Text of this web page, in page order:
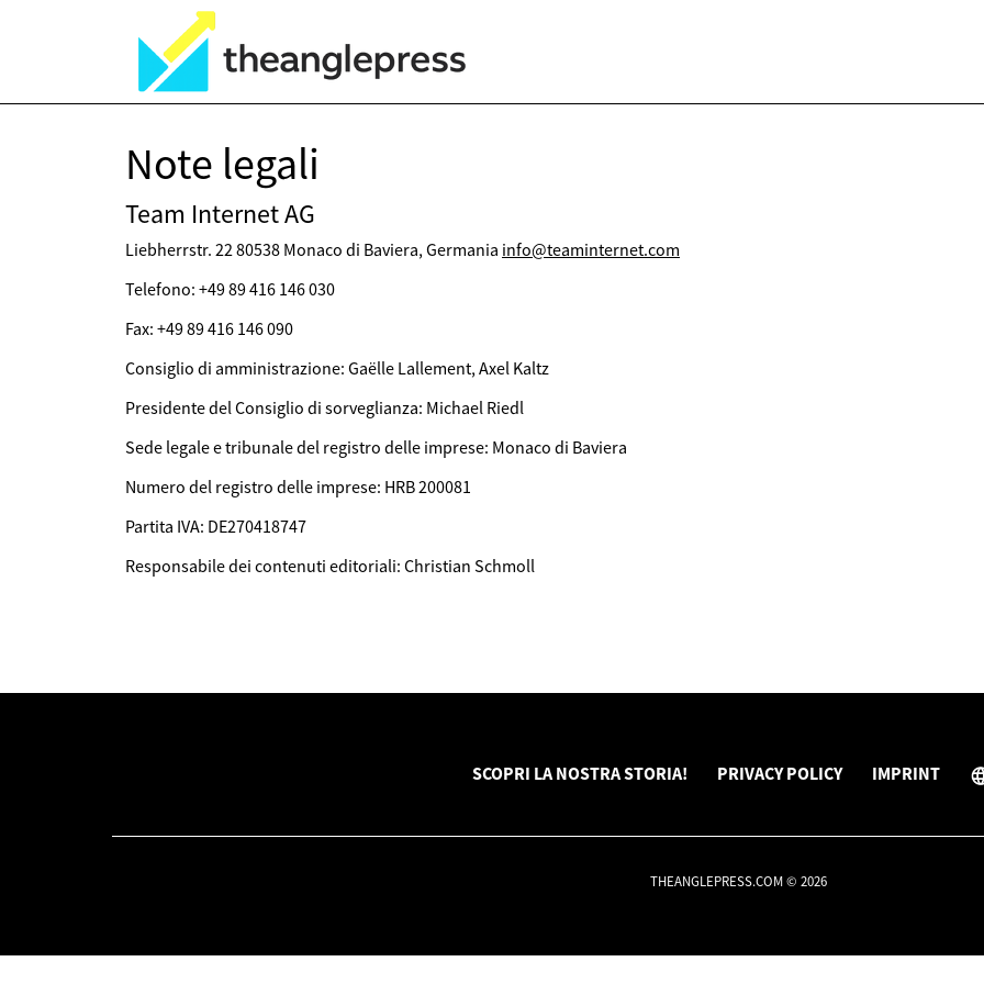
Note legali
Team Internet AG
Liebherrstr. 22 80538 Monaco di Baviera, Germania info@teaminternet.com
Telefono: +49 89 416 146 030
Fax: +49 89 416 146 090
Consiglio di amministrazione: Gaëlle Lallement, Axel Kaltz
Presidente del Consiglio di sorveglianza: Michael Riedl
Sede legale e tribunale del registro delle imprese: Monaco di Baviera
Numero del registro delle imprese: HRB 200081
Partita IVA: DE270418747
Responsabile dei contenuti editoriali: Christian Schmoll
SCOPRI LA NOSTRA STORIA! PRIVACY POLICY IMPRINT
THEANGLEPRESS.COM © 2026